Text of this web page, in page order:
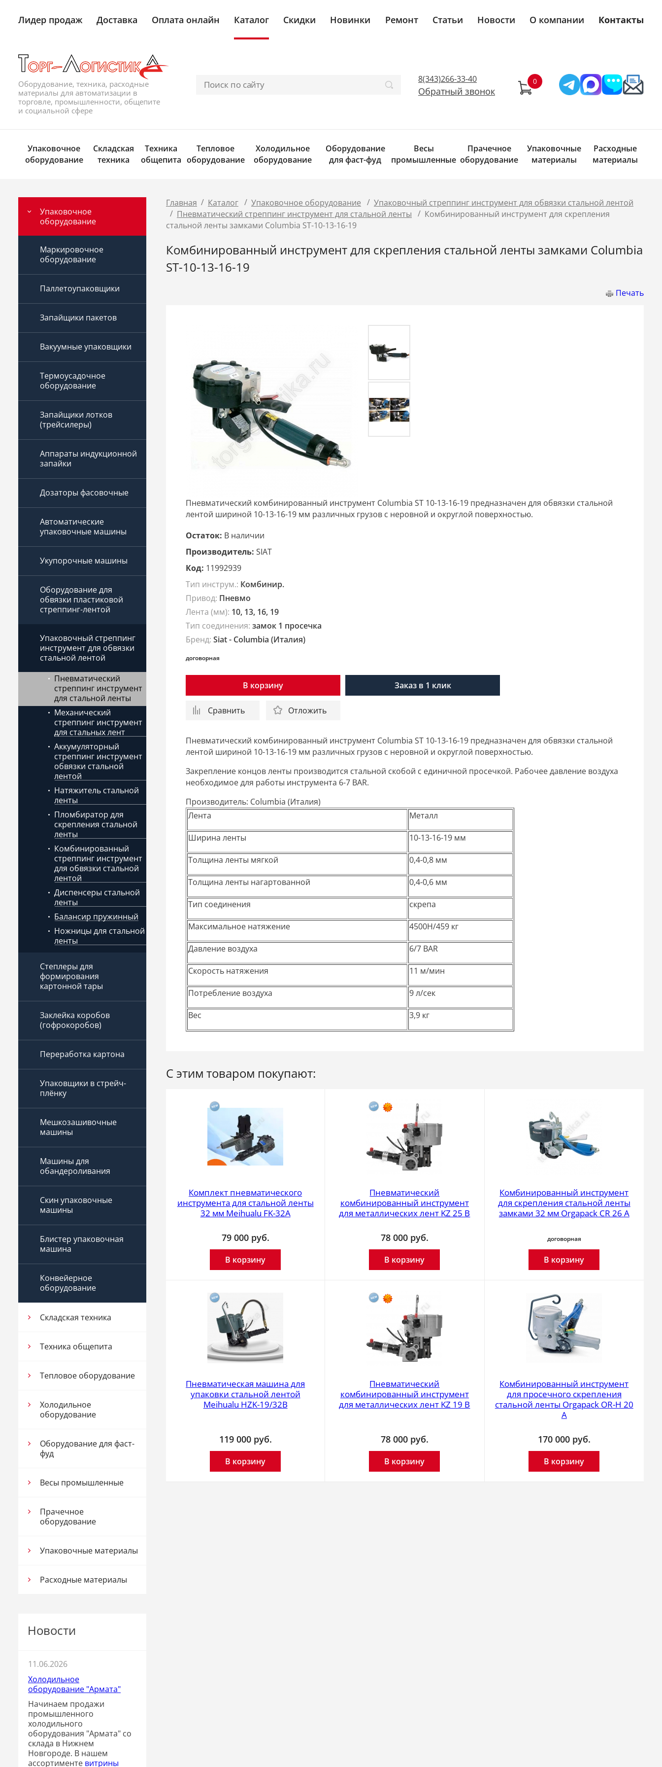
Лидер продаж Доставка Оплата онлайн Каталог Скидки Новинки Ремонт Статьи Новости О компании Контакты
Оборудование, техника, расходные
материалы для автоматизации в
торговле, промышленности, общепите
и социальной сфере
8(343)266-33-40
Обратный звонок
Упаковочное
оборудование
Складская
техника
Техника
общепита
Тепловое
оборудование
Холодильное
оборудование
Оборудование
для фаст-фуд
Весы
промышленные
Прачечное
оборудование
Упаковочные
материалы
Расходные
материалы
Упаковочное
оборудование
Маркировочное
оборудование
Паллетоупаковщики
Запайщики пакетов
Вакуумные упаковщики
Термоусадочное
оборудование
Запайщики лотков
(трейсилеры)
Аппараты индукционной
запайки
Дозаторы фасовочные
Автоматические
упаковочные машины
Укупорочные машины
Оборудование для
обвязки пластиковой
стреппинг-лентой
Упаковочный стреппинг
инструмент для обвязки
стальной лентой
Пневматический
стреппинг инструмент
для стальной ленты
Механический
стреппинг инструмент
для стальных лент
Аккумуляторный
стреппинг инструмент
обвязки стальной
лентой
Натяжитель стальной
ленты
Пломбиратор для
скрепления стальной
ленты
Комбинированный
стреппинг инструмент
для обвязки стальной
лентой
Диспенсеры стальной
ленты
Балансир пружинный
Ножницы для стальной
ленты
Степлеры для
формирования
картонной тары
Заклейка коробов
(гофрокоробов)
Переработка картона
Упаковщики в стрейч-
плёнку
Мешкозашивочные
машины
Машины для
обандероливания
Скин упаковочные
машины
Блистер упаковочная
машина
Конвейерное
оборудование
Складская техника
Техника общепита
Тепловое оборудование
Холодильное
оборудование
Оборудование для фаст-
фуд
Весы промышленные
Прачечное
оборудование
Упаковочные материалы
Расходные материалы
Новости
11.06.2026
Холодильное
оборудование "Армата"
Начинаем продажи
промышленного
холодильного
оборудования "Армата" со
склада в Нижнем
Новгороде. В нашем
ассортименте витрины
Главная / Каталог / Упаковочное оборудование / Упаковочный стреппинг инструмент для обвязки стальной лентой
/ Пневматический стреппинг инструмент для стальной ленты / Комбинированный инструмент для скрепления
стальной ленты замками Columbia ST-10-13-16-19
Комбинированный инструмент для скрепления стальной ленты замками Columbia
ST-10-13-16-19
Печать
Пневматический комбинированный инструмент Columbia ST 10-13-16-19 предназначен для обвязки стальной
лентой шириной 10-13-16-19 мм различных грузов с неровной и округлой поверхностью.
Остаток: В наличии
Производитель: SIAT
Код: 11992939
Тип инструм.: Комбинир.
Привод: Пневмо
Лента (мм): 10, 13, 16, 19
Тип соединения: замок 1 просечка
Бренд: Siat - Columbia (Италия)
договорная
В корзину Заказ в 1 клик
Сравнить Отложить
Пневматический комбинированный инструмент Columbia ST 10-13-16-19 предназначен для обвязки стальной
лентой шириной 10-13-16-19 мм различных грузов с неровной и округлой поверхностью.
Закрепление концов ленты производится стальной скобой с единичной просечкой. Рабочее давление воздуха
необходимое для работы инструмента 6-7 BAR.
Производитель: Columbia (Италия)
Лента
Металл
Ширина ленты 10-13-16-19 мм
Толщина ленты мягкой 0,4-0,8 мм
Толщина ленты нагартованной 0,4-0,6 мм
Тип соединения скрепа
Максимальное натяжение 4500Н/459 кг
Давление воздуха 6/7 BAR
Скорость натяжения 11 м/мин
Потребление воздуха 9 л/сек
Вес 3,9 кг
С этим товаром покупают:
Комплект пневматического
инструмента для стальной ленты
32 мм Meihualu FK-32A
79 000 руб.
В корзину
Пневматический
комбинированный инструмент
для металлических лент KZ 25 B
78 000 руб.
В корзину
Комбинированный инструмент
для скрепления стальной ленты
замками 32 мм Orgapack CR 26 A
договорная
В корзину
Пневматическая машина для
упаковки стальной лентой
Meihualu HZK-19/32B
119 000 руб.
В корзину
Пневматический
комбинированный инструмент
для металлических лент KZ 19 B
78 000 руб.
В корзину
Комбинированный инструмент
для просечного скрепления
стальной ленты Orgapack OR-H 20
A
170 000 руб.
В корзину